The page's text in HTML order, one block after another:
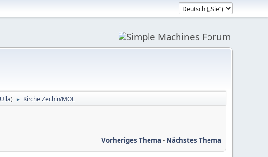
Ulla) ► Kirche Zechin/MOL
Vorheriges Thema - Nächstes Thema